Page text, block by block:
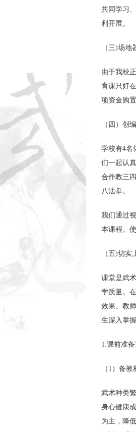
共同学习
利开展。
（三)场
由于我校
育课只好
项资金购
（四）创
学校有4名
们一起认
合作教三
八法拳。
我们通过
本课程。
（五)切
课堂是武
学质量。
效果。教
生深入掌
1.课前准
（1）备教
武术种类
身心健康
为主，降